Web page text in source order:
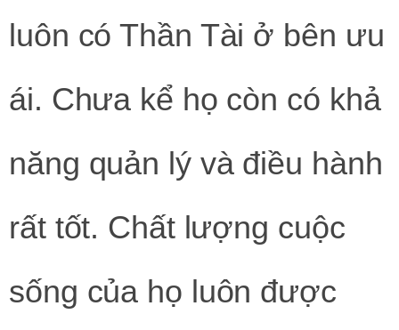
luôn có Thần Tài ở bên ưu
ái. Chưa kể họ còn có khả
năng quản lý và điều hành
rất tốt. Chất lượng cuộc
sống của họ luôn được